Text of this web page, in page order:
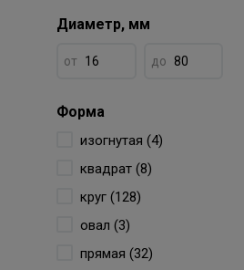
Диаметр, мм
от до
Форма
изогнутая (4)
квадрат (8)
круг (128)
овал (3)
прямая (32)